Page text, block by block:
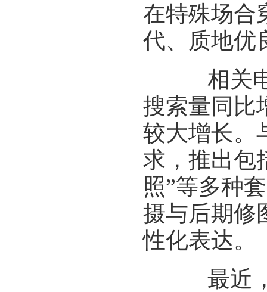
在特殊场合
代、质地优
相关电
搜索量同比
较大增长。
求，推出包
照”等多种
摄与后期修
性化表达。
最近，